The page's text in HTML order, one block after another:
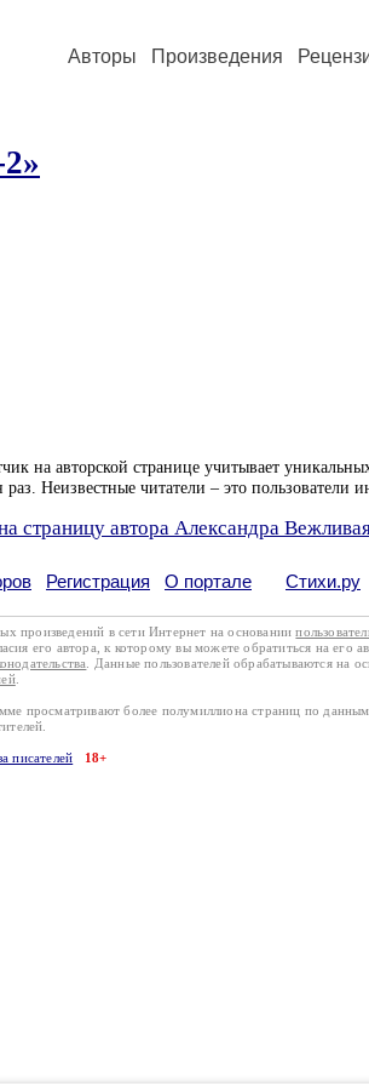
Авторы Произведения
на авторской странице учитывает
Неизвестные читатели – это пользователи
страницу автора Александра
Регистрация О портале Стихи.ру
произведений в сети Интернет на основании
его автора, к которому вы можете обратиться на его
. Данные пользователей обрабатываются на
.
просматривают более полумиллиона страниц по
писателей 18+